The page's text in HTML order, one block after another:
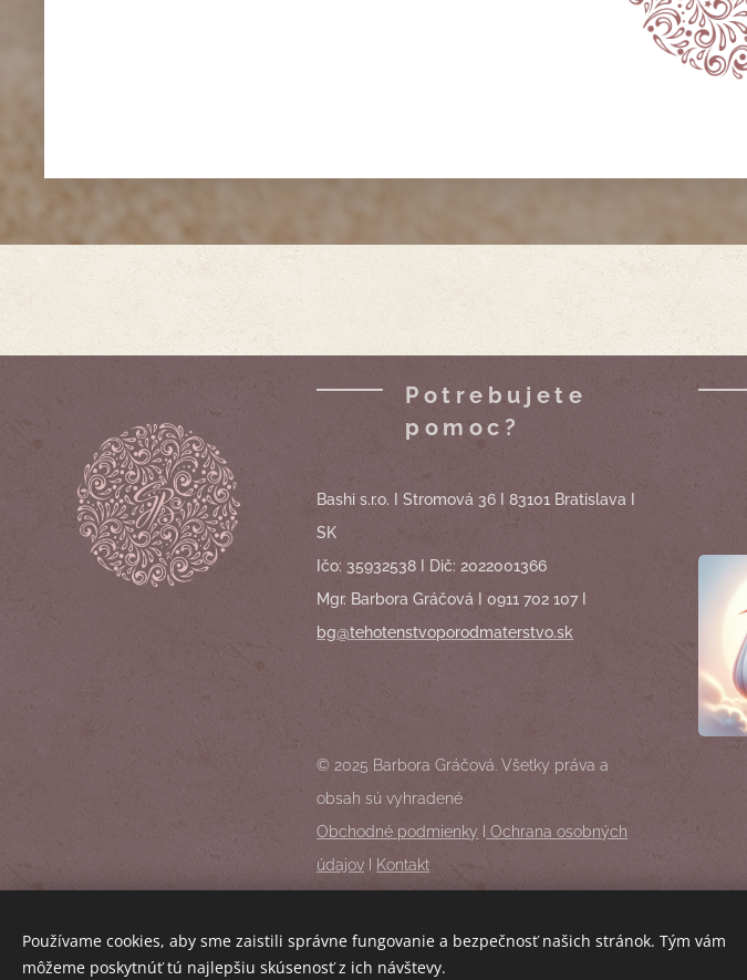
Potrebujete
pomoc?
Bashi s.r.o. I Stromová 36 I 83101 Bratislava I
SK
Ičo: 35932538 I Dič: 2022001366
Mgr. Barbora Gráčová I 0911 702 107 I
bg@tehotenstvoporodmaterstvo.sk
© 2025 Barbora Gráčová. Všetky práva a
obsah sú vyhradené
Obchodné podmienky I Ochrana osobných
údajov I Kontakt
Používame cookies, aby sme zaistili správne fungovanie a bezpečnosť našich stránok. Tým vám
môžeme poskytnúť tú najlepšiu skúsenosť z ich návštevy.